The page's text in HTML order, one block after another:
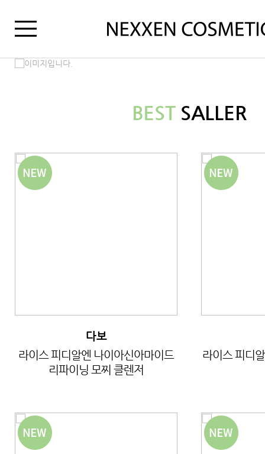
BESTSALLER
다보
라이스 피디알엔 나이아신아마이드
리파이닝 모찌 클렌저
라이스 피디